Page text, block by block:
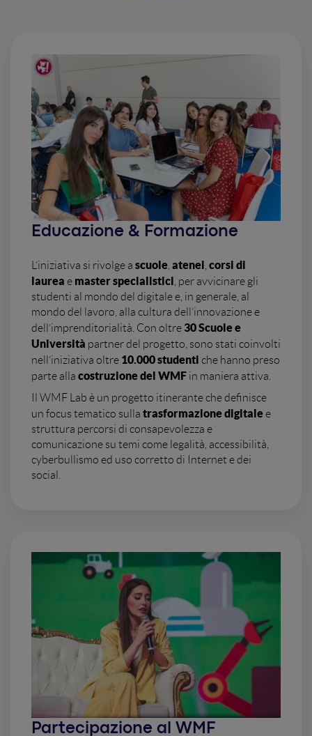
Educazione & Formazione
L’iniziativa si rivolge a scuole atenei corsi di
laurea e master specialistici , per avvicinare gli
studenti al mondo del digitale e, in generale, al
mondo del lavoro, alla cultura dell’innovazione e
dell’imprenditorialità. Con oltre 30 Scuole e
Università partner del progetto, sono stati coinvolti
nell’iniziativa oltre 10.000 studenti che hanno preso
parte alla costruzione del WMF in maniera attiva.
Il WMF Lab è un progetto itinerante che definisce
un focus tematico sulla trasformazione digitalee
struttura percorsi di consapevolezza e
comunicazione su temi come legalità, accessibilità,
cyberbullismo ed uso corretto di Internet e dei
social.
Partecipazione al WMF